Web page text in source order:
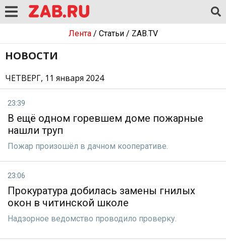
Лента/ Статьи/ ZAB.TV
НОВОСТИ
ЧЕТВЕРГ, 11 января 2024
23:39
В ещё одном горевшем доме пожарные
нашли труп
Пожар произошёл в дачном кооперативе.
23:06
Прокуратура добилась замены гнилых
окон в читинской школе
Надзорное ведомство проводило проверку.